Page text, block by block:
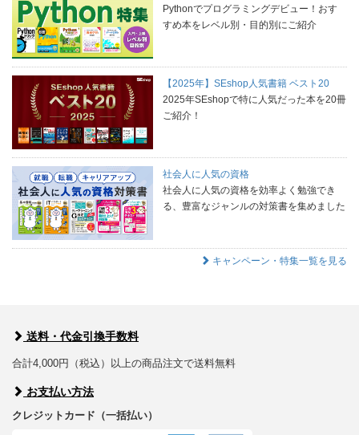
Pythonでプログラミングデビュー！おす
すめ本をレベル別・目的別にご紹介
【2025年】SEshop人気書籍 ベスト20
2025年SEshopで特に人気だった本を20冊
ご紹介！
社会人に人気の資格
社会人に人気の資格を効率よく勉強でき
る、豊富なジャンルの対策書を集めました
キャンペーン・特集一覧を見る
送料・代金引換手数料
合計4,000円（税込）以上の商品注文で送料無料
お支払い方法
クレジットカード（一括払い）